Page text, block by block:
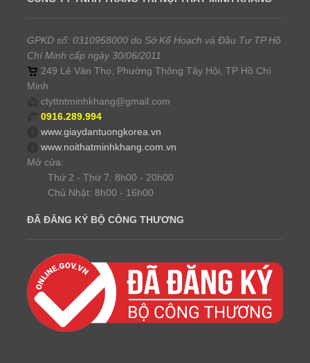
GPKD số: 0310958000 do Sở Kế Hoạch và Đầu Tư TP Hồ
Chí Minh cấp ngày 30/06/2011
249 Lê Văn Thọ, Phường Thông Tây Hội, TP Hồ Chí
Minh
ctyttntminhkhang@gmail.com
0916.289.994
www.giaydantuongkorea.vn
www.noithatminhkhang.com.vn
Mở cửa:
Thứ 2 - Thứ 7: 8h00 - 20h00
Chủ Nhật: 8h00 - 16h00
ĐÃ ĐĂNG KÝ BỘ CÔNG THƯƠNG